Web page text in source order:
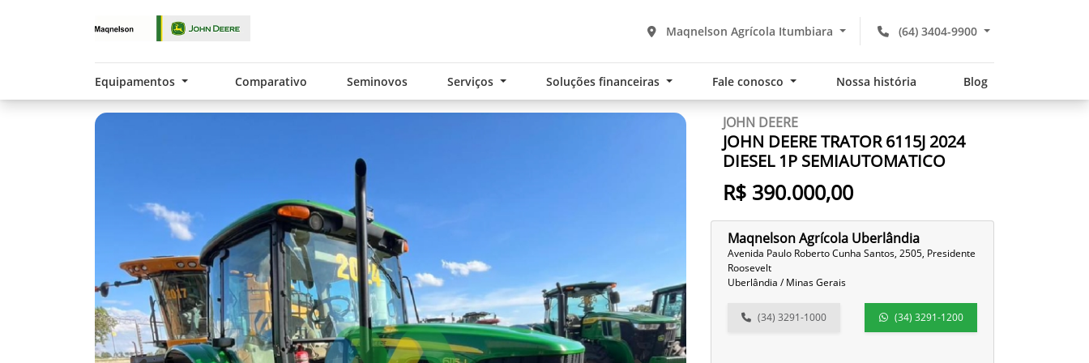
(64) 3404-9900
Maqnelson Agrícola Itumbiara
Equipamentos Comparativo Seminovos Serviços Soluções financeiras Fale conosco Nossa história Blog
JOHN DEERE
JOHN DEERE TRATOR 6115J 2024
DIESEL 1P SEMIAUTOMATICO
R$ 390.000,00
Maqnelson Agrícola Uberlândia
Avenida Paulo Roberto Cunha Santos, 2505, Presidente
Roosevelt
Uberlândia / Minas Gerais
(34) 3291-1000 (34) 3291-1200